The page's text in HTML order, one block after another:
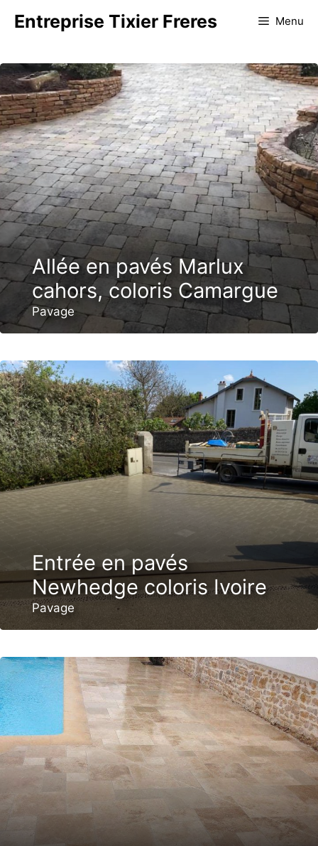
Entreprise Tixier Freres Menu
Allée en pavés Marlux
cahors, coloris Camargue
Pavage
Entrée en pavés
Newhedge coloris Ivoire
Pavage